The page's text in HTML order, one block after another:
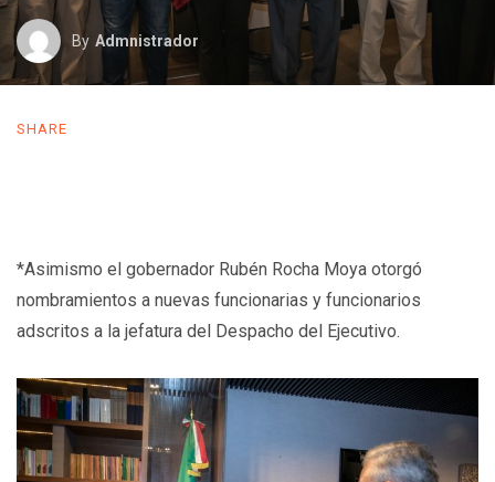
By Admnistrador
SHARE
*Asimismo el gobernador Rubén Rocha Moya otorgó
nombramientos a nuevas funcionarias y funcionarios
adscritos a la jefatura del Despacho del Ejecutivo.